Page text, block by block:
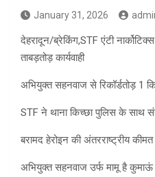
January 31, 2026
देहरादून/ब्रेकिंग,STF एंटी
ताबड़तोड़ कार्यवाही
अभियुक्त सहनवाज से रिकॉर्डतोड़ 1
STF ने थाना किच्छा पुलिस के साथ
बरामद हेरोइन की अंतरराष्ट्रीय
अभियुक्त सहनवाज उर्फ मामू है कुमाऊं